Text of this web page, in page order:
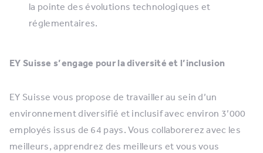
la pointe des évolutions technologiques et
réglementaires.
EY Suisse s’engage pour la diversité et l’inclusion
EY Suisse vous propose de travailler au sein d’un
environnement diversifié et inclusif avec environ 3’000
employés issus de 64 pays. Vous collaborerez avec les
meilleurs, apprendrez des meilleurs et vous vous